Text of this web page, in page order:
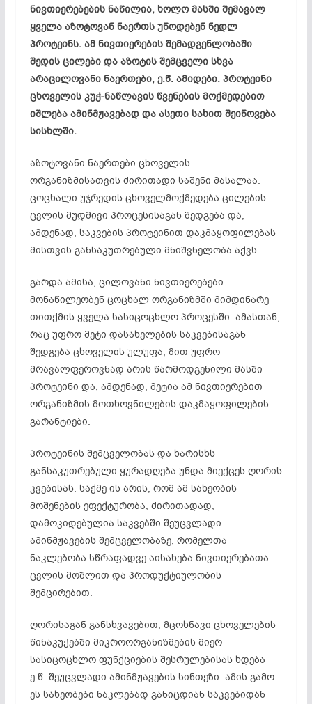
ნივთიერებების ნაწილია, ხოლო მასში შემავალ
ყველა აზოტოვან ნაერთს უწოდებენ ნედლ
პროტეინს. ამ ნივთიერების შემადგენლობაში
შედის ცილები და აზოტის შემცველი სხვა
არაცილოვანი ნაერთები, ე.წ. ამიდები. პროტეინი
ცხოველის კუჭ-ნაწლავის წვენების მოქმედებით
იშლება ამინმჟავებად და ასეთი სახით შეიწოვება
სისხლში.
აზოტოვანი ნაერთები ცხოველის
ორგანიზმისათვის ძირითადი საშენი მასალაა.
ცოცხალი უჯრედის ცხოველმოქმედება ცილების
ცვლის მუდმივი პროცესისაგან შედგება და,
ამდენად, საკვების პროტეინით დაკმაყოფილებას
მისთვის განსაკუთრებული მნიშვნელობა აქვს.
გარდა ამისა, ცილოვანი ნივთიერებები
მონაწილეობენ ცოცხალ ორგანიზმში მიმდინარე
თითქმის ყველა სასიცოცხლო პროცესში. ამასთან,
რაც უფრო მეტი დასახელების საკვებისაგან
შედგება ცხოველის ულუფა, მით უფრო
მრავალფეროვნად არის წარმოდგენილი მასში
პროტეინი და, ამდენად, მეტია ამ ნივთიერებით
ორგანიზმის მოთხოვნილების დაკმაყოფილების
გარანტიები.
პროტეინის შემცველობას და ხარისხს
განსაკუთრებული ყურადღება უნდა მიექცეს ღორის
კვებისას. საქმე ის არის, რომ ამ სახეობის
მოშენების ეფექტურობა, ძირითადად,
დამოკიდებულია საკვებში შეუცვლადი
ამინმჟავების შემცველობაზე, რომელთა
ნაკლებობა სწრაფადვე აისახება ნივთიერებათა
ცვლის მოშლით და პროდუქტიულობის
შემცირებით.
ღორისაგან განსხვავებით, მცოხნავი ცხოველების
წინაკუჭებში მიკროორგანიზმების მიერ
სასიცოცხლო ფუნქციების შესრულებისას ხდება
ე.წ. შეუცვლადი ამინმჟავების სინთეზი. ამის გამო
ეს სახეობები ნაკლებად განიცდიან საკვებიდან